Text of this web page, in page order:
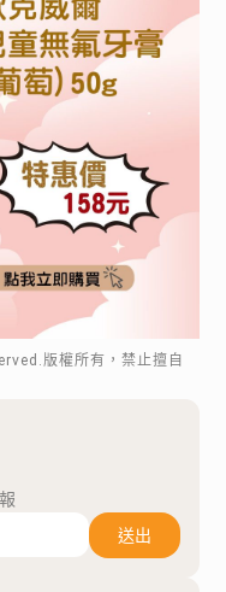
版權所有，禁止擅自
送出